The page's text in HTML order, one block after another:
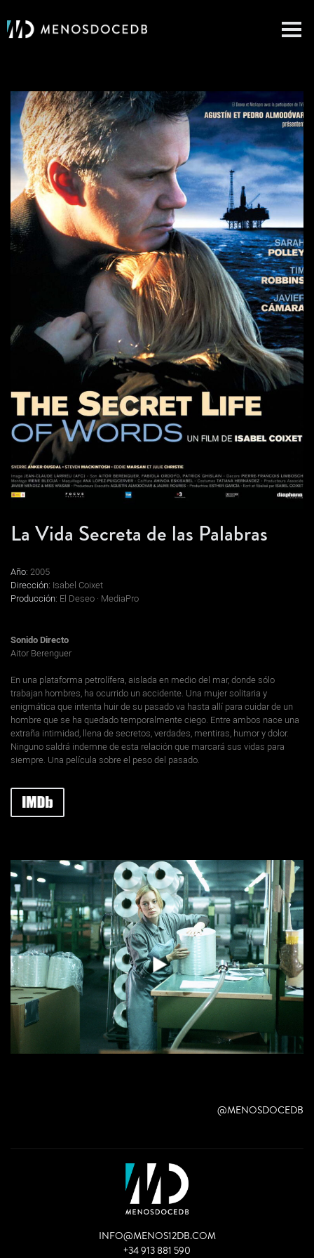
La Vida Secreta de las Palabras
Año: 2005
Dirección: Isabel Coixet
Producción: El Deseo · MediaPro
Sonido Directo
Aitor Berenguer
En una plataforma petrolífera, aislada en medio del mar, donde sólo
trabajan hombres, ha ocurrido un accidente. Una mujer solitaria y
enigmática que intenta huir de su pasado va hasta allí para cuidar de un
hombre que se ha quedado temporalmente ciego. Entre ambos nace una
extraña intimidad, llena de secretos, verdades, mentiras, humor y dolor.
Ninguno saldrá indemne de esta relación que marcará sus vidas para
siempre. Una película sobre el peso del pasado.
@MENOSDOCEDB
INFO@MENOS12DB.COM
+34 913 881 590